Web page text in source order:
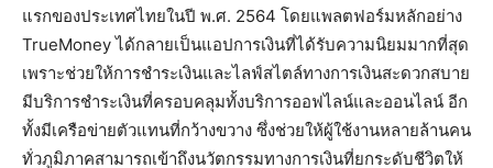
แรกของประเทศไทยในปี พ.ศ. 2564 โดยแพลตฟอร์มหลักอย่าง
TrueMoney ได้กลายเป็นแอปการเงินที่ได้รับความนิยมมากที่สุด
เพราะช่วยให้การชำระเงินและไลฟ์สไตล์ทางการเงินสะดวกสบาย
มีบริการชำระเงินที่ครอบคลุมทั้งบริการออฟไลน์และออนไลน์ อีก
ทั้งมีเครือข่ายตัวแทนที่กว้างขวาง ซึ่งช่วยให้ผู้ใช้งานหลายล้านคน
ทั่วภูมิภาคสามารถเข้าถึงนวัตกรรมทางการเงินที่ยกระดับชีวิตให้